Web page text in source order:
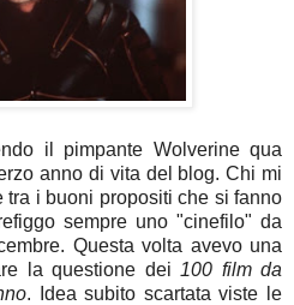
il pimpante Wolverine qua
anno di vita del blog. Chi mi
i buoni propositi che si fanno
sempre uno "cinefilo" da
Questa volta avevo una
la questione dei 100 film da
. Idea subito scartata viste le